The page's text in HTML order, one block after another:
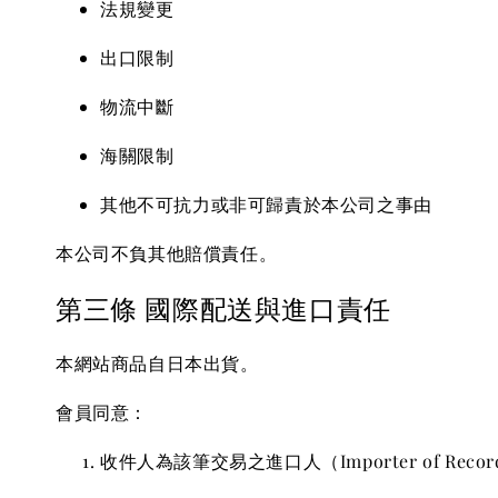
法規變更
出口限制
物流中斷
海關限制
其他不可抗力或非可歸責於本公司之事由
本公司不負其他賠償責任。
第三條 國際配送與進口責任
本網站商品自日本出貨。
會員同意：
收件人為該筆交易之進口人（Importer of